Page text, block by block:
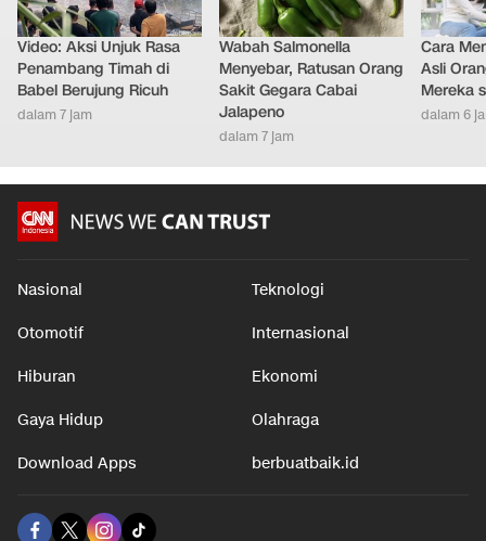
Video: Aksi Unjuk Rasa
Penambang Timah di
Babel Berujung Ricuh
dalam 7 jam
Wabah Salmonella
Menyebar, Ratusan Orang
Sakit Gegara Cabai
Jalapeno
dalam 7 jam
Cara
Asli
Mereka
dalam 6
Nasional Teknologi
Otomotif Internasional
Hiburan Ekonomi
Gaya Hidup Olahraga
Download Apps berbuatbaik.id